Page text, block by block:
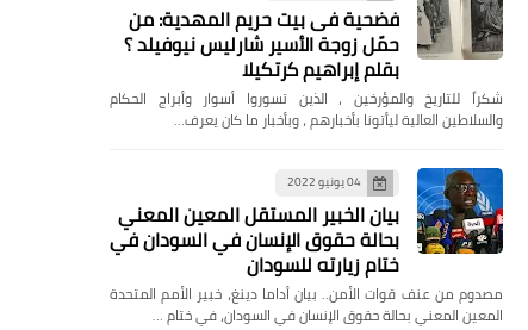
فضحية فى بيت حريم المهدية: من
حمّل زوجة الأسير شارليس نيوفيلد ؟
بقلم إبراهيم كرتكيلا
شكراً للتاريخ والمؤرخين ، الذين تسوروا أسوار وأبراج الحكام
والسلاطين العالية ليأتونا بأخبارهم ، وبأخبار ما كان يعرف…
04 يونيو 2022
بيان الخبير المستقل المعين المعني
بحالة حقوق الإنسان في السودان في
ختام زيارته للسودان
مصدوم من عنف قوات الأمن.. بيان أداما دينغ، خبير الأمم المتحدة
المعين المعني بحالة حقوق الإنسان في السودان، في ختام …